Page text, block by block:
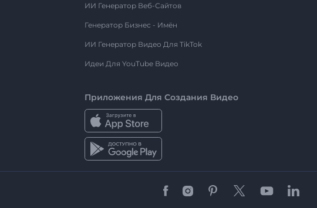
ИИ Генератор Веб-Сайтов
Генератор Бизнес - Имён
ИИ Генератор Видео Для TikTok
Идеи Для YouTube Видео
Приложения Для Создания Видео